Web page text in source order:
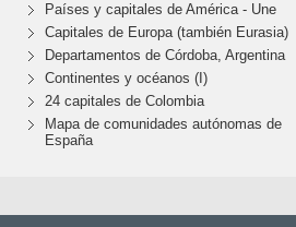
Países y capitales de América - Une
Capitales de Europa (también Eurasia)
Departamentos de Córdoba, Argentina
Continentes y océanos (I)
24 capitales de Colombia
Mapa de comunidades autónomas de
España